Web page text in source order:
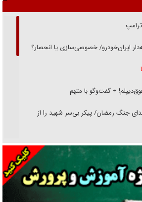
ایران‌خودرو/ خصوصی‌سازی یا انحصار؟
+ گفت‌وگو با متهم
جنگ رمضان/ پیکر بی‌سر شهید را از
جفای مخالفان مکانت معنوی رهبر شهید را